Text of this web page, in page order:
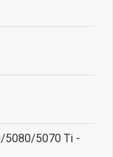
5080/5070 Ti -